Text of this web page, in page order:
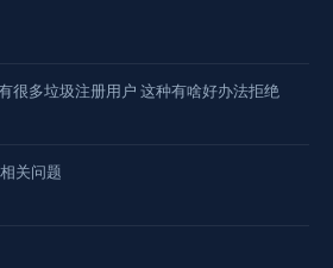
很多垃圾注册用户 这种有啥好办法拒绝
关问题